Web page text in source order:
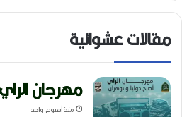
مقالات عشوائية
مهرجان
منذ أسبوع واحد